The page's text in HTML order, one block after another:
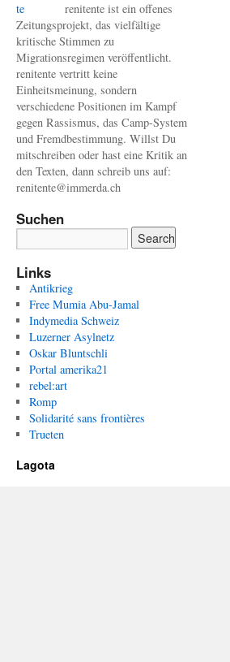
renitente ist ein offenes
Zeitungsprojekt, das vielfältige
kritische Stimmen zu
Migrationsregimen veröffentlicht.
renitente vertritt keine
Einheitsmeinung, sondern
verschiedene Positionen im Kampf
gegen Rassismus, das Camp-System
und Fremdbestimmung. Willst Du
mitschreiben oder hast eine Kritik an
den Texten, dann schreib uns auf:
renitente@immerda.ch
Suchen
Links
Antikrieg
Free Mumia Abu-Jamal
Indymedia Schweiz
Luzerner Asylnetz
Oskar Bluntschli
Portal amerika21
rebel:art
Romp
Solidarité sans frontières
Trueten
Lagota